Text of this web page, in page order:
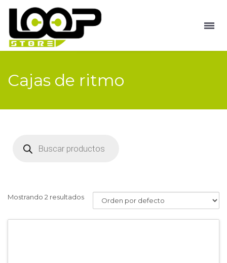
Cajas de ritmo
productos
Mostrando 2 resultados